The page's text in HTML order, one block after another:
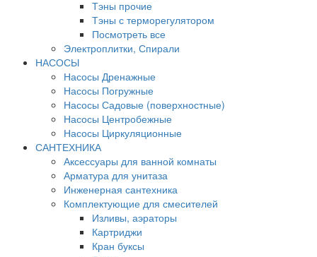
Тэны прочие
Тэны с терморегулятором
Посмотреть все
Электроплитки, Спирали
НАСОСЫ
Насосы Дренажные
Насосы Погружные
Насосы Садовые (поверхностные)
Насосы Центробежные
Насосы Циркуляционные
САНТЕХНИКА
Аксессуары для ванной комнаты
Арматура для унитаза
Инженерная сантехника
Комплектующие для смесителей
Изливы, аэраторы
Картриджи
Кран буксы